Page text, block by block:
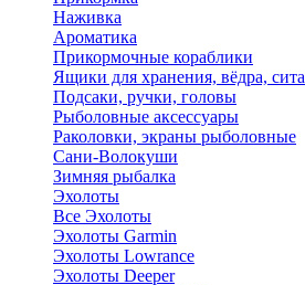
Наживка
Ароматика
Прикормочные кораблики
Ящики для хранения, вёдра, сита
Подсаки, ручки, головы
Рыболовные аксессуары
Раколовки, экраны рыболовные
Сани-Волокуши
Зимняя рыбалка
Эхолоты
Все Эхолоты
Эхолоты Garmin
Эхолоты Lowrance
Эхолоты Deeper